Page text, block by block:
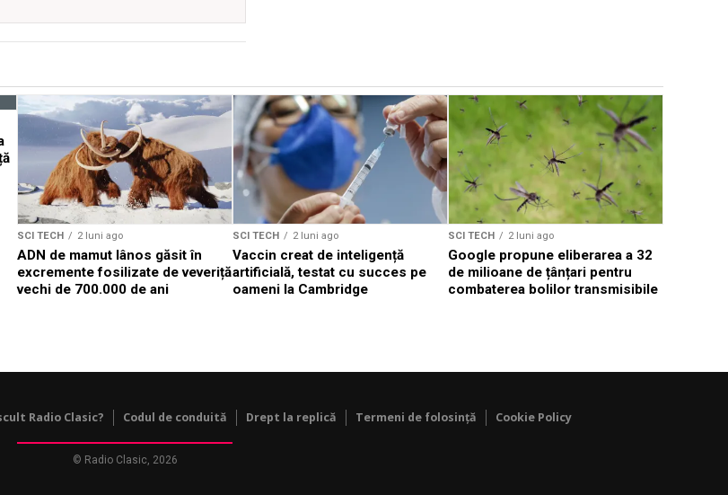
SCI TECH 2 luni ago
ADN de mamut lânos găsit în
excremente fosilizate de veveriță
vechi de 700.000 de ani
SCI TECH 2 luni ago
Vaccin creat de inteligență
artificială, testat cu succes pe
oameni la Cambridge
SCI TECH 2 luni ago
Google propune eliberarea a 32
de milioane de țânțari pentru
combaterea bolilor transmisibile
Radio Clasic? Codul de conduită Drept la replică Termeni de folosință Cookie Policy
© Radio Clasic, 2026